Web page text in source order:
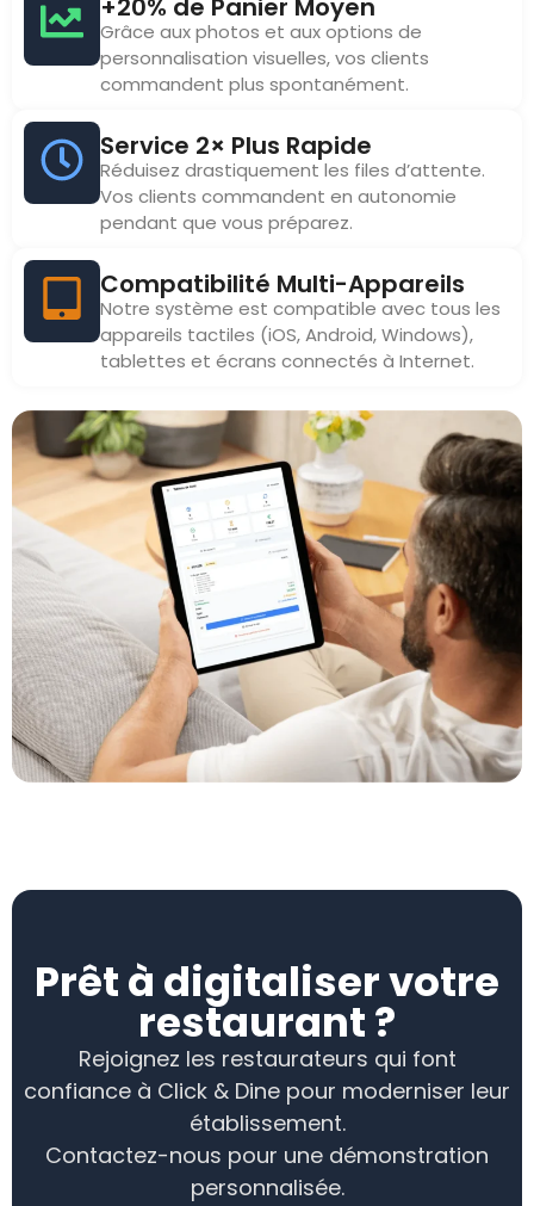
+20% de Panier Moyen
Grâce aux photos et aux options de
personnalisation visuelles, vos clients
commandent plus spontanément.
Service 2× Plus Rapide
Réduisez drastiquement les files d’attente.
Vos clients commandent en autonomie
pendant que vous préparez.
Compatibilité Multi-Appareils
Notre système est compatible avec tous les
appareils tactiles (iOS, Android, Windows),
tablettes et écrans connectés à Internet.
Prêt à digitaliser votre
restaurant ?
Rejoignez les restaurateurs qui font
confiance à Click & Dine pour moderniser leur
établissement.
Contactez-nous pour une démonstration
personnalisée.